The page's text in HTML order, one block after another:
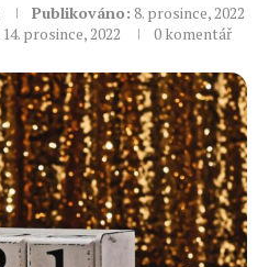
Publikováno: 8. prosince, 2022
14. prosince, 2022 0 komentář